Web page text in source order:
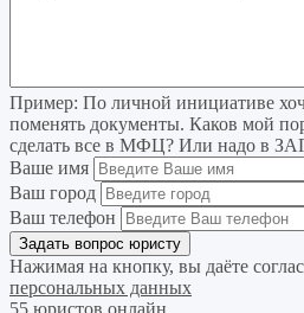
Пример: По личной инициативе
поменять документы. Каков мой
сделать все в МФЦ? Или надо в
Ваше имя
Ваш город
Ваш телефон
Нажимая на кнопку, вы даёте
персональных данных